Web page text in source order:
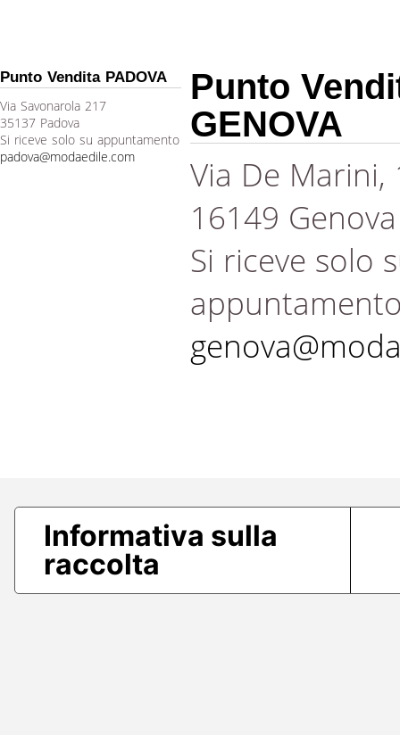
Punto Vendita PADOVA
Via Savonarola 217
35137 Padova
Si riceve solo su appuntamento
padova@modaedile.com
Punto
GENOVA
Via De Marini,
16149 Genova
Si riceve solo
Informativa sulla
raccolta